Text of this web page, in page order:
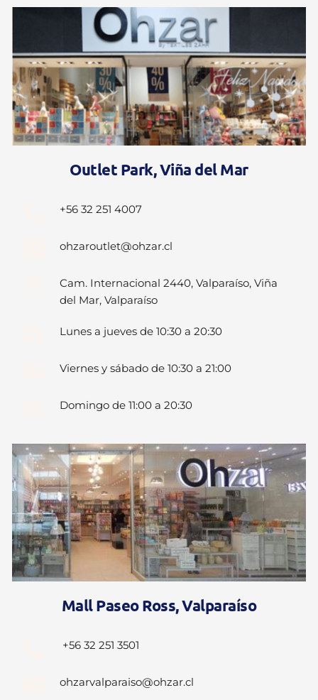
Outlet Park, Viña del Mar
+56 32 251 4007
ohzaroutlet@ohzar.cl
Cam. Internacional 2440, Valparaíso, Viña
del Mar, Valparaíso
Lunes a jueves de 10:30 a 20:30
Viernes y sábado de 10:30 a 21:00
Domingo de 11:00 a 20:30
Mall Paseo Ross, Valparaíso
+56 32 251 3501
ohzarvalparaiso@ohzar.cl